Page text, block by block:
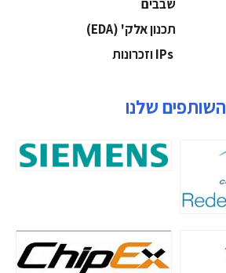
‫שבבים‬
‫תכנון אלק' (‪(EDA‬‬
השותפים שלנו